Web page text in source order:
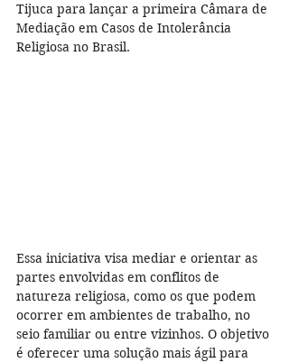
Tijuca para lançar a primeira Câmara de
Mediação em Casos de Intolerância
Religiosa no Brasil.
Essa iniciativa visa mediar e orientar as
partes envolvidas em conflitos de
natureza religiosa, como os que podem
ocorrer em ambientes de trabalho, no
seio familiar ou entre vizinhos. O objetivo
é oferecer uma solução mais ágil para